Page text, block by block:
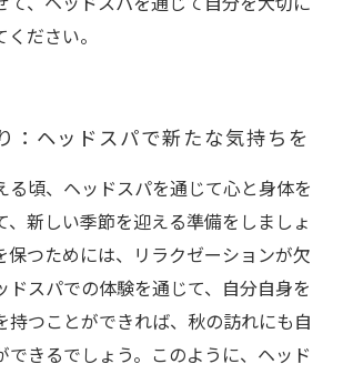
ださい。
：ヘッドスパで新たな気持ちを
る頃、ヘッドスパを通じて心と身体を
、新しい季節を迎える準備をしましょ
保つためには、リラクゼーションが欠
ドスパでの体験を通じて、自分自身を
持つことができれば、秋の訪れにも自
できるでしょう。このように、ヘッド